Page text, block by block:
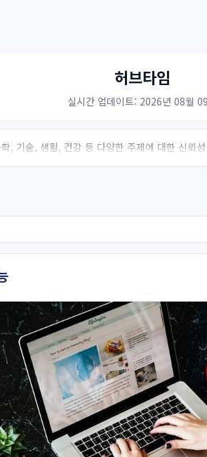
허브타임
실시간 업데이트: 2026년 08월
, 기술, 생활, 건강 등 다양한 주제에 대한 신뢰